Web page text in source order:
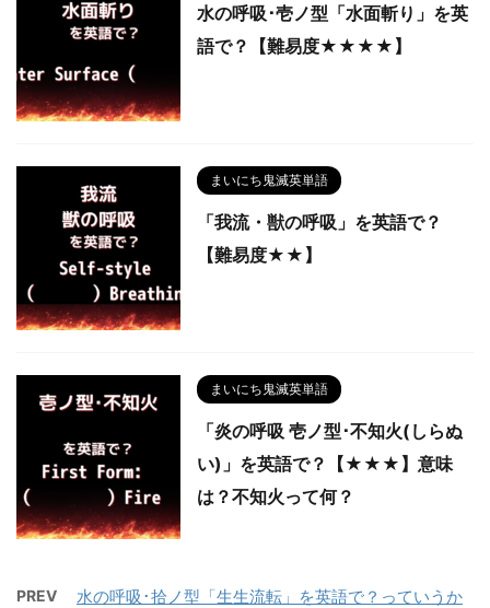
水の呼吸･壱ノ型「水面斬り」を英
語で？【難易度★★★★】
まいにち鬼滅英単語
「我流・獣の呼吸」を英語で？
【難易度★★】
まいにち鬼滅英単語
「炎の呼吸 壱ノ型･不知火(しらぬ
い)」を英語で？【★★★】意味
は？不知火って何？
PREV
水の呼吸･拾ノ型「生生流転」を英語で？っていうか